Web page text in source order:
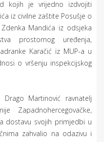
kojih je vrijedno izdvojiti
iz civilne zaštite Posušje o
Mandića iz odsjeka
prostornog uređenja,
Karačić iz MUP-a u
o vršenju inspekcijskog
Martinović ravnatelj
Zapadnohercegovačke,
dostavu svojih primjedbi u
zahvalio na odazivu i